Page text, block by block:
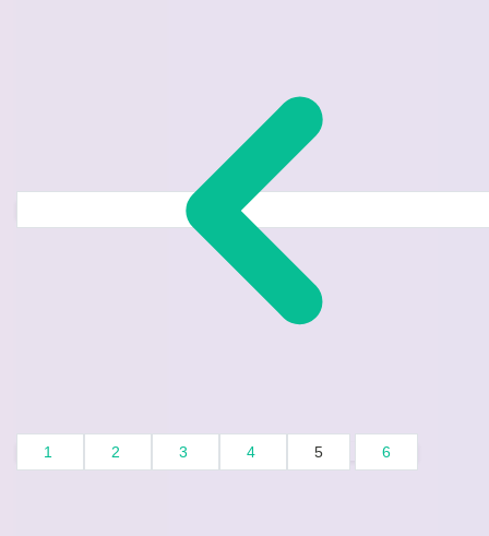
1 2 3 4 5 6